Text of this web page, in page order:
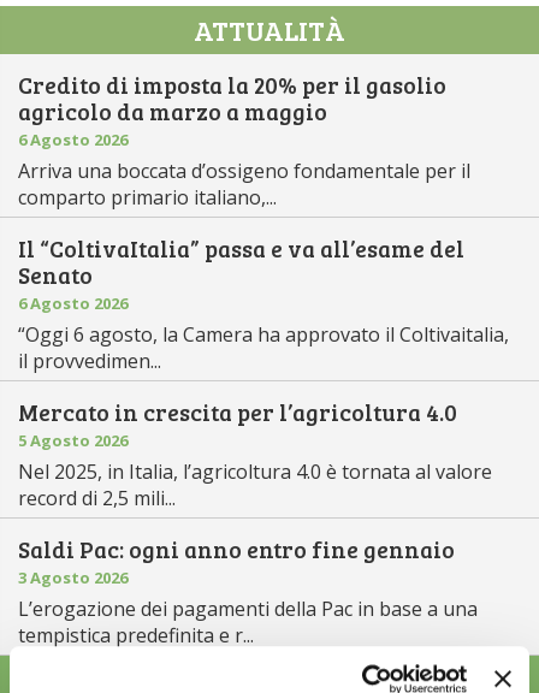
ATTUALITÀ
Credito di imposta la 20% per il gasolio
agricolo da marzo a maggio
6 Agosto 2026
Arriva una boccata d’ossigeno fondamentale per il
comparto primario italiano,...
Il “ColtivaItalia” passa e va all’esame del
Senato
6 Agosto 2026
“Oggi 6 agosto, la Camera ha approvato il Coltivaitalia,
il provvedimen...
Mercato in crescita per l’agricoltura 4.0
5 Agosto 2026
Nel 2025, in Italia, l’agricoltura 4.0 è tornata al valore
record di 2,5 mili...
Saldi Pac: ogni anno entro fine gennaio
3 Agosto 2026
L’erogazione dei pagamenti della Pac in base a una
tempistica predefinita e r...